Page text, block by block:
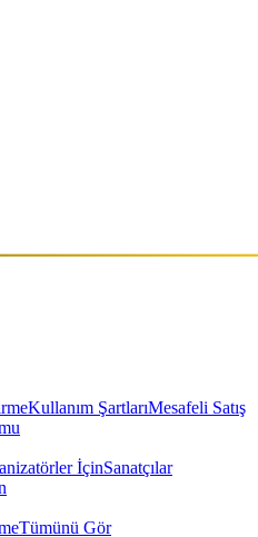
Kullanım ŞartlarıMesafeli Satış
İçinSanatçılar
Tümünü Gör